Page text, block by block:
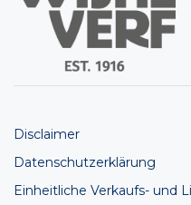
Disclaimer
Datenschutzerklärung
Einheitliche Verkaufs- und